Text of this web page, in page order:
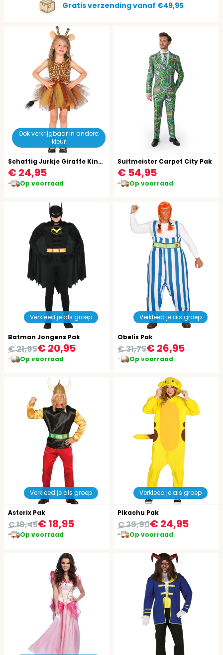
Gratis verzending vanaf €49,95
Ook verkrijgbaar in andere:
kleur
Schattig Jurkje Giraffe Kinderen
€ 24,95
Op voorraad
Suitmeister Carpet City Pak
€ 54,95
Op voorraad
Verkleed je als groep
Batman Jongens Pak
€ 20,95
€ 21,95
Op voorraad
Verkleed je als groep
Obelix Pak
€ 26,95
€ 31,75
Op voorraad
Verkleed je als groep
Asterix Pak
€ 18,95
€ 19,45
Op voorraad
Verkleed je als groep
Pikachu Pak
€ 24,95
€ 29,90
Op voorraad